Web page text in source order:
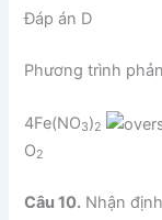
Đáp án D
Phương trình
4Fe(NO3)2
O2
Câu 10. Nhận